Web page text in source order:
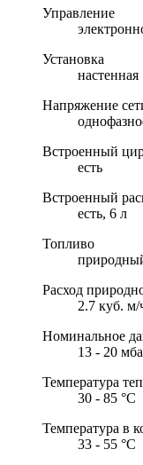
Управление
Установка
настенная
Напряжение
Встроенный
есть
Встроенный
есть, 6 л
Топливо
Расход
2.7 куб. м/
Номинальное
13 - 20
Температура
30 - 85 °С
Температура в
33 - 55 °С